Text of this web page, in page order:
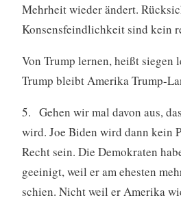
Mehrheit wieder ändert.
Konsensfeindlichkeit sind kein
Von Trump lernen, heißt siegen
Trump bleibt Amerika Trump-
5. Gehen wir mal davon aus,
wird. Joe Biden wird dann kein
Recht sein. Die Demokraten
geeinigt, weil er am ehesten
schien. Nicht weil er Amerika